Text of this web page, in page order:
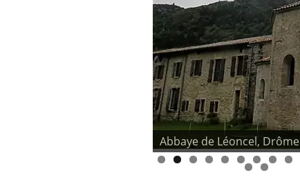
Abbaye de Léoncel, Drôme